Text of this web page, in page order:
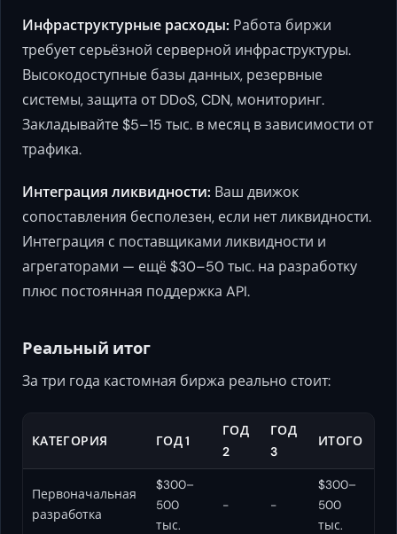
Инфраструктурные расходы: Работа биржи
требует серьёзной серверной инфраструктуры.
Высокодоступные базы данных, резервные
системы, защита от DDoS, CDN, мониторинг.
Закладывайте $5–15 тыс. в месяц в зависимости от
трафика.
Интеграция ликвидности: Ваш движок
сопоставления бесполезен, если нет ликвидности.
Интеграция с поставщиками ликвидности и
агрегаторами — ещё $30–50 тыс. на разработку
плюс постоянная поддержка API.
Реальный итог
За три года кастомная биржа реально стоит:
КАТЕГОРИЯ ГОД 1
ГОД
2
ГОД
3
ИТОГО
Первоначальная
разработка
$300–
500
тыс.
- -
$300–
500
тыс.